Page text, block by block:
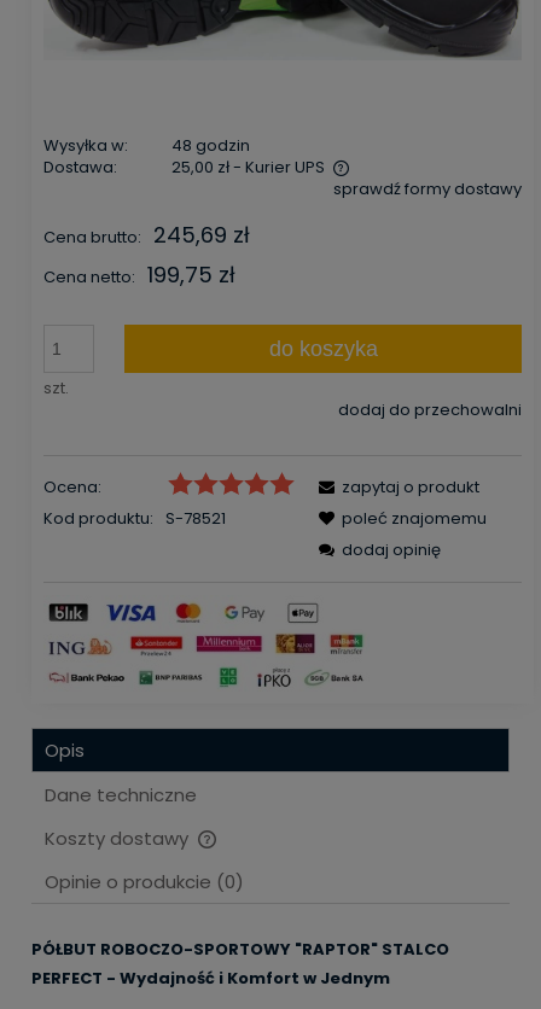
Wysyłka w:
48 godzin
Dostawa:
25,00 zł- Kurier UPS
Cena nie zawiera ewentualnych kosztów płatności
sprawdź formy dostawy
Cena brutto: 245,69 zł
Cena netto: 199,75 zł
szt.
do koszyka
dodaj do przechowalni
Ocena:
Kod produktu:
S-78521
zapytaj o produkt
poleć znajomemu
dodaj opinię
Opis
Dane techniczne
Koszty dostawy
Cena nie zawiera ewentualnych kosztów płatności
Opinie o produkcie (0)
PÓŁBUT ROBOCZO-SPORTOWY "RAPTOR" STALCO
PERFECT - Wydajność i Komfort w Jednym